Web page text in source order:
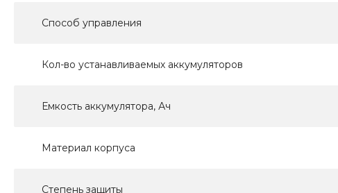
Способ управления
Кол-во устанавливаемых аккумуляторов
Емкость аккумулятора, Ач
Материал корпуса
Степень защиты